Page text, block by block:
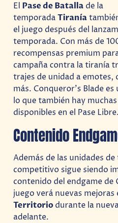
El Pase de Batallade la
temporadaTiranía
el juego después del
temporada. Con más de
recompensas premium
campaña contra la tiranía
trajes de unidad a emotes,
más. Conqueror’s Blade
lo que también hay
disponibles en el Pase Libre.
Contenido
Además de las unidades
competitivo sigue siendo
contenido del endgame de
juego verá nuevas mejoras
Territoriodurante la
adelante.